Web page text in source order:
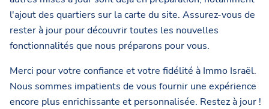
l'ajout des quartiers sur la carte du site. Assurez-vous de
rester à jour pour découvrir toutes les nouvelles
fonctionnalités que nous préparons pour vous.
Merci pour votre confiance et votre fidélité à Immo Israël.
Nous sommes impatients de vous fournir une expérience
encore plus enrichissante et personnalisée. Restez à jour !